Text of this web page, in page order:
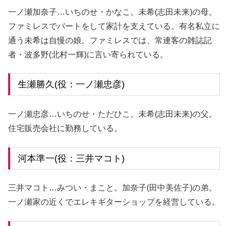
一ノ瀬加奈子…いちのせ・かなこ。未希(志田未来)の母。
ファミレスでパートをして家計を支えている。有名私立に
通う未希は自慢の娘。ファミレスでは、常連客の雑誌記
者・波多野(北村一輝)に言い寄られている。
生瀬勝久(役：一ノ瀬忠彦)
一ノ瀬忠彦…いちのせ・ただひこ。未希(志田未来)の父。
住宅販売会社に勤務している。
河本準一(役：三井マコト)
三井マコト…みつい・まこと。加奈子(田中美佐子)の弟。
一ノ瀬家の近くでエレキギターショップを経営している。